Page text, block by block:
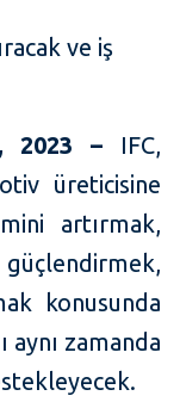
ve iş
2023 – IFC,
üreticisine
artırmak,
konusunda
aynı zamanda